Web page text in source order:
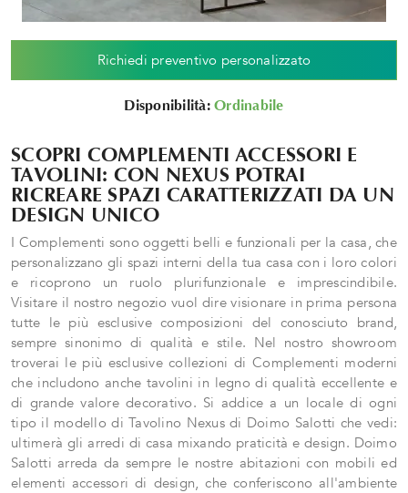
Richiedi preventivo personalizzato
Disponibilità:Ordinabile
SCOPRI COMPLEMENTI ACCESSORI E
TAVOLINI: CON NEXUS POTRAI
RICREARE SPAZI CARATTERIZZATI DA UN
DESIGN UNICO
I Complementi sono oggetti belli e funzionali per la casa, che
personalizzano gli spazi interni della tua casa con i loro colori
e ricoprono un ruolo plurifunzionale e imprescindibile.
Visitare il nostro negozio vuol dire visionare in prima persona
tutte le più esclusive composizioni del conosciuto brand,
sempre sinonimo di qualità e stile. Nel nostro showroom
troverai le più esclusive collezioni di Complementi moderni
che includono anche tavolini in legno di qualità eccellente e
di grande valore decorativo. Si addice a un locale di ogni
tipo il modello di Tavolino Nexus di Doimo Salotti che vedi:
ultimerà gli arredi di casa mixando praticità e design. Doimo
Salotti arreda da sempre le nostre abitazioni con mobili ed
elementi accessori di design, che conferiscono all'ambiente